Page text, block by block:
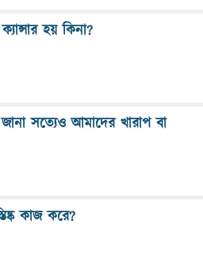
হয় কিনা?
সত্যেও আমাদের খারাপ বা
কাজ করে?